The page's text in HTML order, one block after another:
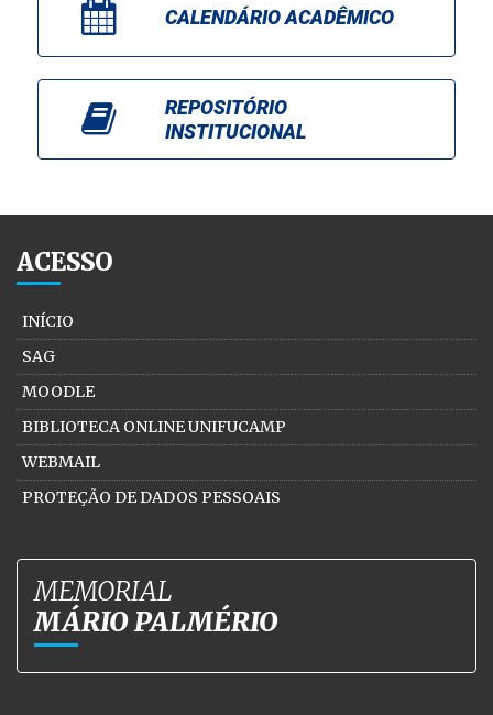
CALENDÁRIO ACADÊMICO
REPOSITÓRIO
INSTITUCIONAL
ACESSO
INÍCIO
SAG
MOODLE
BIBLIOTECA ONLINE UNIFUCAMP
WEBMAIL
PROTEÇÃO DE DADOS PESSOAIS
MEMORIAL
MÁRIO PALMÉRIO